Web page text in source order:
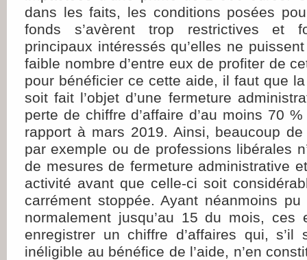
dans les faits, les conditions posées
fonds s’avèrent trop restrictives et
principaux intéressés qu’elles ne
faible nombre d’entre eux de profiter de
pour bénéficier ce cette aide, il faut que
soit fait l’objet d’une fermeture
perte de chiffre d’affaire d’au moins 70
rapport à mars 2019. Ainsi, beaucoup
par exemple ou de professions libérales
de mesures de fermeture administrative
activité avant que celle-ci soit
carrément stoppée. Ayant néanmoins
normalement jusqu’au 15 du mois, ces
enregistrer un chiffre d’affaires qui,
inéligible au bénéfice de l’aide, n’en